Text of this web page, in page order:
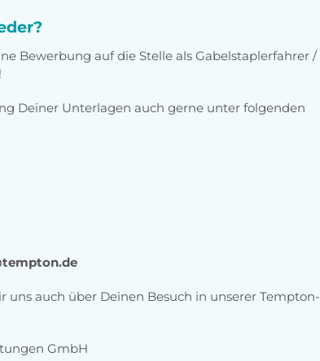
Bewerbung auf die Stelle als Gabelstaplerfahrer /
Deiner Unterlagen auch gerne unter folgenden
uns auch über Deinen Besuch in unserer Tempton-
GmbH